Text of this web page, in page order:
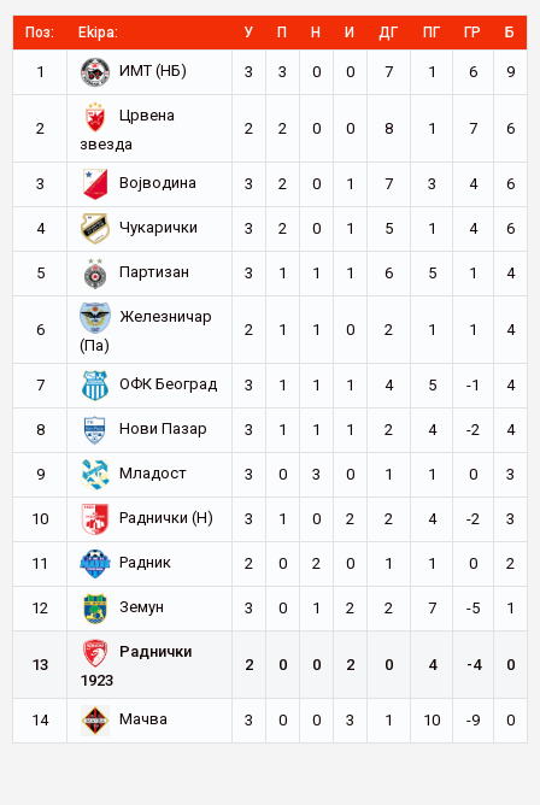
Поз: Ekipa: У П Н И ДГ ПГ ГР Б
1 ИМТ (НБ) 3 3 0 0 7 1 6 9
2
Црвена
звезда
2 2 0 0 8 1 7 6
3 Војводина 3 2 0 1 7 3 4 6
4 Чукарички 3 2 0 1 5 1 4 6
5 Партизан 3 1 1 1 6 5 1 4
6
Железничар
(Па)
2 1 1 0 2 1 1 4
7 ОФК Београд 3 1 1 1 4 5 -1 4
8 Нови Пазар 3 1 1 1 2 4 -2 4
9 Младост 3 0 3 0 1 1 0 3
10 Раднички (Н) 3 1 0 2 2 4 -2 3
11 Радник 2 0 2 0 1 1 0 2
12 Земун 3 0 1 2 2 7 -5 1
13
Раднички
1923
2 0 0 2 0 4 -4 0
14 Мачва 3 0 0 3 1 10 -9 0